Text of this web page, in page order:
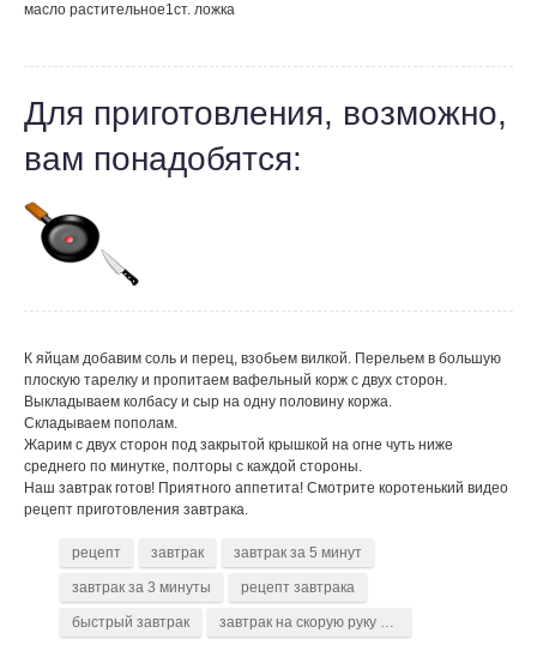
масло растительное1ст. ложка
Для приготовления, возможно,
вам понадобятся:
К яйцам добавим соль и перец, взобьем вилкой. Перельем в большую
плоскую тарелку и пропитаем вафельный корж с двух сторон.
Выкладываем колбасу и сыр на одну половину коржа.
Складываем пополам.
Жарим с двух сторон под закрытой крышкой на огне чуть ниже
среднего по минутке, полторы с каждой стороны.
Наш завтрак готов! Приятного аппетита! Смотрите коротенький видео
рецепт приготовления завтрака.
рецепт завтрак завтрак за 5 минут
завтрак за 3 минуты рецепт завтрака
быстрый завтрак завтрак на скорую руку сытный завтрак